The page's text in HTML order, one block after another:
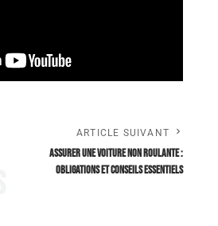
ARTICLE SUIVANT
Assurer une voiture non roulante :
obligations et conseils essentiels